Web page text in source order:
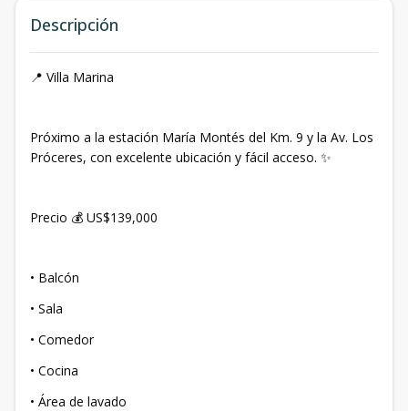
Descripción
📍 Villa Marina
Próximo a la estación María Montés del Km. 9 y la Av. Los
Próceres, con excelente ubicación y fácil acceso. ✨
Precio 💰 US$139,000
• Balcón
• Sala
• Comedor
• Cocina
• Área de lavado